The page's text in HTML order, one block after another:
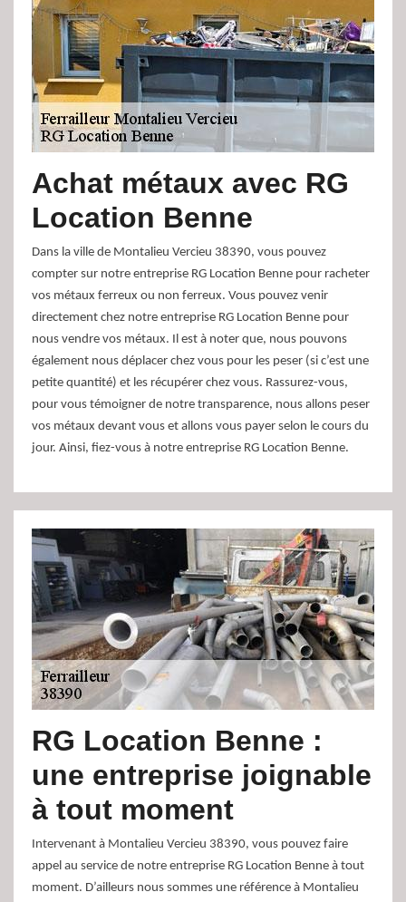
Achat métaux avec RG
Location Benne
Dans la ville de Montalieu Vercieu 38390, vous pouvez
compter sur notre entreprise RG Location Benne pour racheter
vos métaux ferreux ou non ferreux. Vous pouvez venir
directement chez notre entreprise RG Location Benne pour
nous vendre vos métaux. Il est à noter que, nous pouvons
également nous déplacer chez vous pour les peser (si c’est une
petite quantité) et les récupérer chez vous. Rassurez-vous,
pour vous témoigner de notre transparence, nous allons peser
vos métaux devant vous et allons vous payer selon le cours du
jour. Ainsi, fiez-vous à notre entreprise RG Location Benne.
RG Location Benne :
une entreprise joignable
à tout moment
Intervenant à Montalieu Vercieu 38390, vous pouvez faire
appel au service de notre entreprise RG Location Benne à tout
moment. D’ailleurs nous sommes une référence à Montalieu